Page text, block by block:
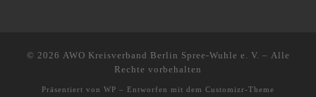
© 2026 AWO Kreisverband Berlin Spree-Wuhle e. V. – Alle
Rechte vorbehalten
Präsentiert von WP – Entworfen mit dem Customizr-Theme